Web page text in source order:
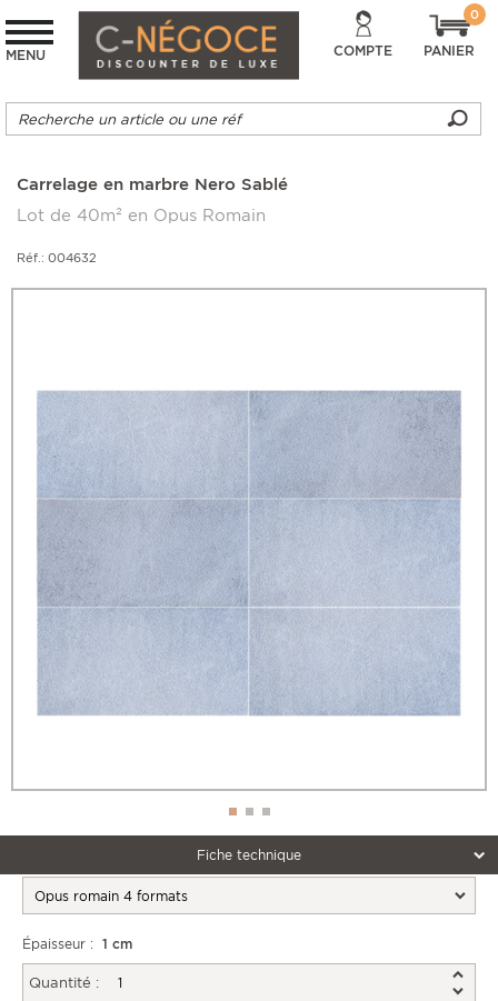
MENU COMPTE PANIER
0
Carrelage en marbre Nero Sablé
Lot de 40m² en Opus Romain
Réf.: 004632
Fiche technique
Épaisseur : 1 cm
Quantité :